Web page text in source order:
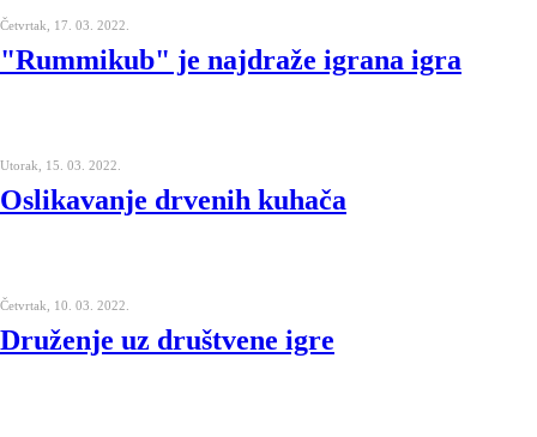
Četvrtak, 17. 03. 2022.
"Rummikub" je najdraže igrana igra
Utorak, 15. 03. 2022.
Oslikavanje drvenih kuhača
Četvrtak, 10. 03. 2022.
Druženje uz društvene igre